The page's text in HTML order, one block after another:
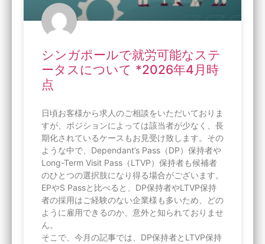
シンガポールで就労可能なステ
ータスについて *2026年4月時
点
日頃お客様から求人のご相談をいただいておりま
すが、ポジションによっては該当者が少なく、長
期化されているケースもお見受け致します。その
ような中で、Dependant’s Pass（DP）保持者や
Long-Term Visit Pass（LTVP）保持者も候補者
のひとつの選択肢になり得る場合がございます。
EPやS Passと比べると、DP保持者やLTVP保持
者の採用はご経験のない企業様も多いため、どの
ように雇用できるのか、意外と知られておりませ
ん。
そこで、今月の記事では、DP保持者とLTVP保持